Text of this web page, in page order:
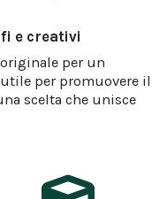
e creativi
per un
per promuovere il
scelta che unisce